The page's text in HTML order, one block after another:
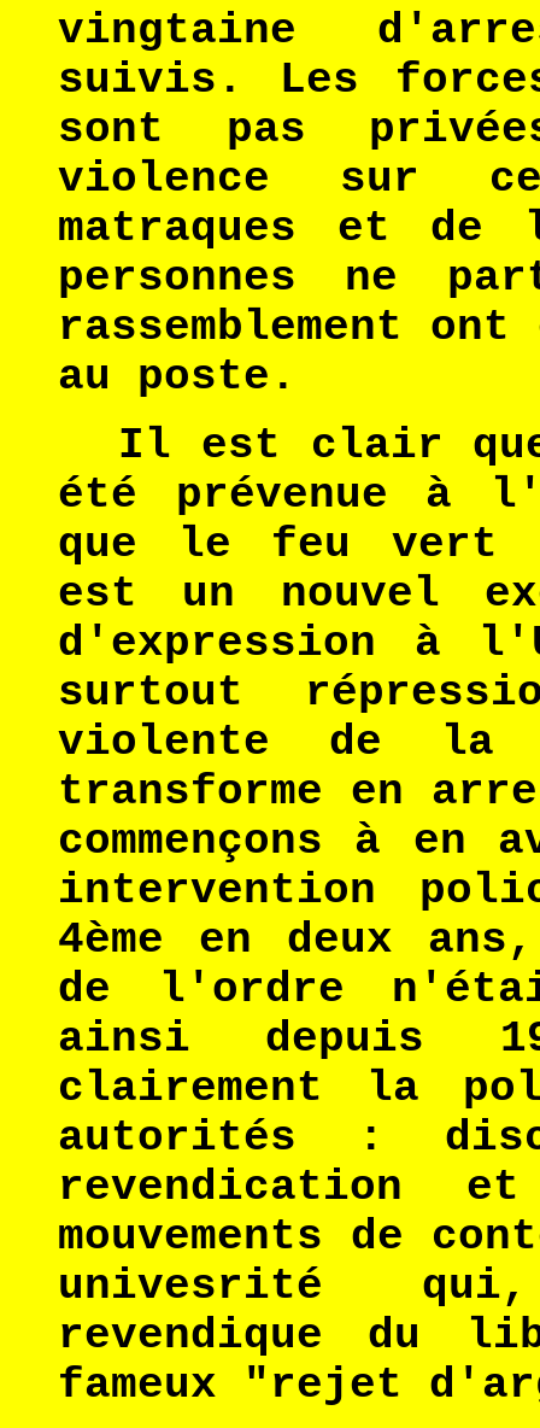
vingtaine
suivis. Les
sont pas
violence sur
matraques et de
personnes ne
rassemblement ont
au poste.
Il est clair que
été prévenue à
que le feu vert
est un nouvel
d'expression à
surtout
violente de la
transforme en
commençons à
intervention
4ème en deux
de l'ordre
ainsi depuis
clairement la
autorités :
revendication
mouvements de
univesrité
revendique du
fameux "rejet